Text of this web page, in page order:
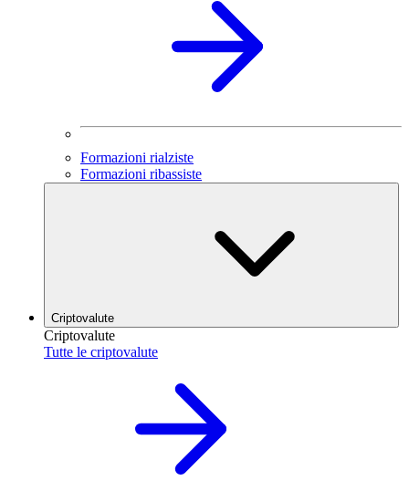
Formazioni rialziste
Formazioni ribassiste
Criptovalute
Criptovalute
Tutte le criptovalute